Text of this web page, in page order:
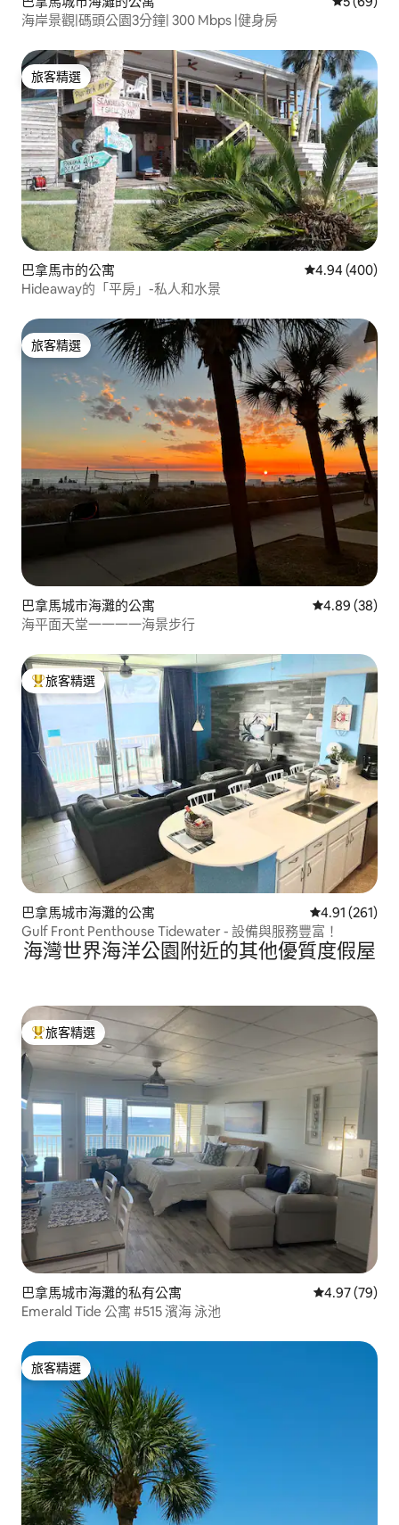
海岸景觀|碼頭公園3分鐘| 300 Mbps |健身房
旅客精選
旅客精選
巴拿馬市的公寓 從 400 則評價
4.94 (400)
Hideaway的「平房」-私人和水景
旅客精選
旅客精選
巴拿馬城市海灘的公寓 從 38 則評價
4.89 (38)
海平面天堂一一一一海景步行
旅客精選榜首
旅客精選
巴拿馬城市海灘的公寓 從 261 則評價
4.91 (261)
Gulf Front Penthouse Tidewater - 設備與服務豐富！
海灣世界海洋公園附近的其他優質度假屋
旅客精選榜首
旅客精選
巴拿馬城市海灘的私有公寓 從 79 則評價
4.97 (79)
Emerald Tide 公寓 #515 濱海 泳池
旅客精選
旅客精選